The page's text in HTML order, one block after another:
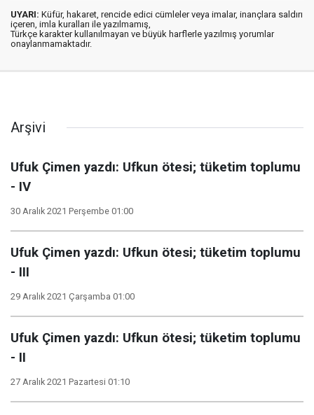
UYARI: Küfür, hakaret, rencide edici cümleler veya imalar, inançlara saldırı
içeren, imla kuralları ile yazılmamış,
Türkçe karakter kullanılmayan ve büyük harflerle yazılmış yorumlar
onaylanmamaktadır.
Arşivi
Ufuk Çimen yazdı: Ufkun ötesi; tüketim toplumu
- IV
30 Aralık 2021 Perşembe 01:00
Ufuk Çimen yazdı: Ufkun ötesi; tüketim toplumu
- III
29 Aralık 2021 Çarşamba 01:00
Ufuk Çimen yazdı: Ufkun ötesi; tüketim toplumu
- II
27 Aralık 2021 Pazartesi 01:10